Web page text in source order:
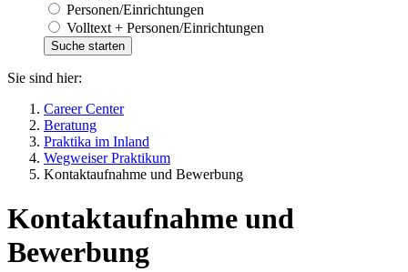
Personen/Einrichtungen
Volltext + Personen/Einrichtungen
Sie sind hier:
Career Center
Beratung
Praktika im Inland
Wegweiser Praktikum
Kontaktaufnahme und Bewerbung
Kontaktaufnahme und
Bewerbung